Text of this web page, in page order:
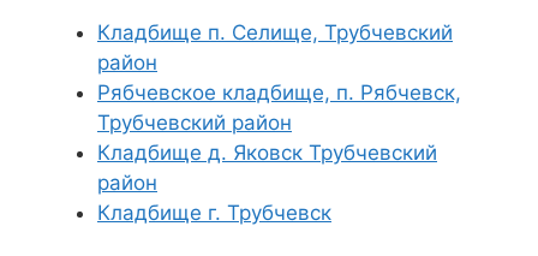
Кладбище п. Селище, Трубчевский
район
Рябчевское кладбище, п. Рябчевск,
Трубчевский район
Кладбище д. Яковск Трубчевский
район
Кладбище г. Трубчевск